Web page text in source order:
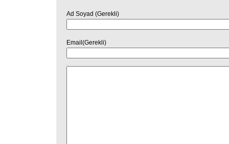
Ad Soyad (Gerekli)
Email(Gerekli)